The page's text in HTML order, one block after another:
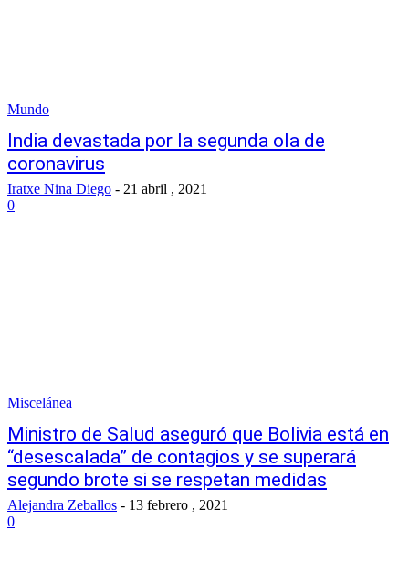
Mundo
India devastada por la segunda ola de
coronavirus
Iratxe Nina Diego - 21 abril , 2021
0
Miscelánea
Ministro de Salud aseguró que Bolivia está en
“desescalada” de contagios y se superará
segundo brote si se respetan medidas
Alejandra Zeballos - 13 febrero , 2021
0